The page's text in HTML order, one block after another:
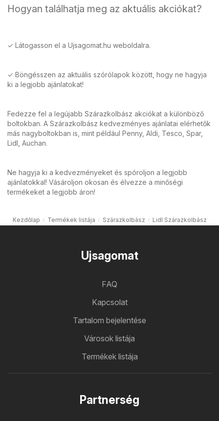
Hogyan találhatja meg az aktuális akciókat?
✓ Látogasson el a Ujsagomat.hu weboldalra.
✓ Böngésszen az aktuális szórólapok között, hogy ne hagyja
ki a legjobb ajánlatokat!
Fedezze fel a legújabb Szárazkolbász akciókat a különböző
boltokban. A Szárazkolbász kedvezményes ajánlatai elérhetők
más nagyboltokban is, mint például Penny, Aldi, Tesco, Spar,
Lidl, Auchan.
Ne hagyja ki a kedvezményeket és spóroljon a legjobb
ajánlatokkal! Vásároljon okosan és élvezze a minőségi
termékeket a legjobb áron!
Kezdőlap Termékek listája Szárazkolbász Lidl Szárazkolbász
Ujsagomat
FAQ
Kapcsolat
Tartalom bejelentése
Városok listája
Termékek listája
Partnerség